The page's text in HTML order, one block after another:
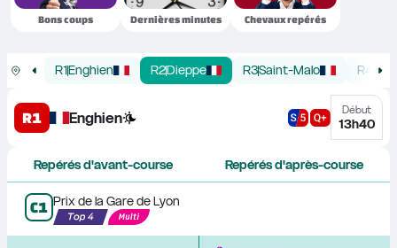
Bons coups Dernières minutes Chevaux repérés
R1Enghien R2Dieppe R3Saint-Malo R4
R1 Enghien Début
13h40
Repérés d'avant-course Repérés d'après-course
C1 Prix de la Gare de Lyon